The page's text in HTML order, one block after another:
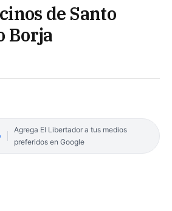
de Santo
Borja
Agrega El Libertador a tus medios
preferidos en Google